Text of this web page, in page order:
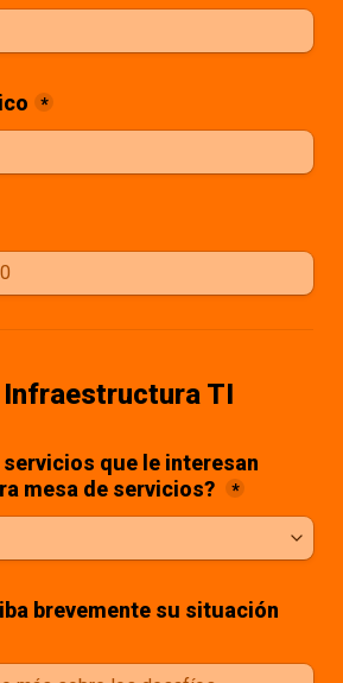
*
TI
que le interesan
*
brevemente su situación